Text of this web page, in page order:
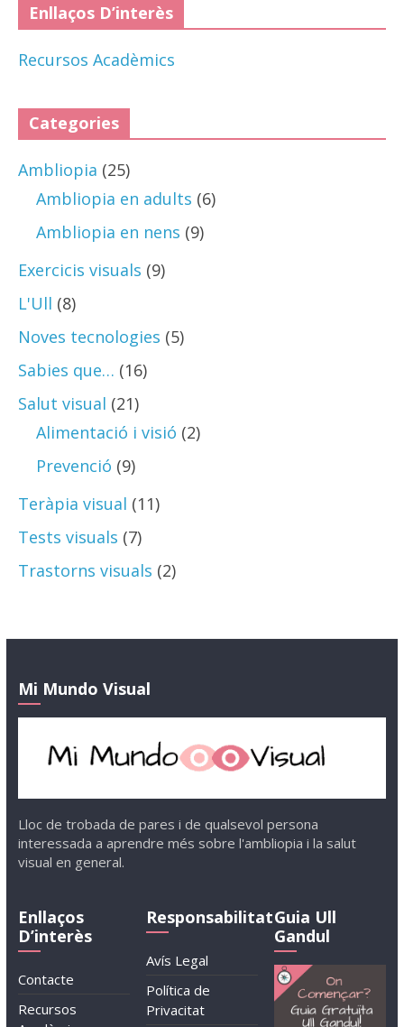
Enllaços D’interès
Recursos Acadèmics
Categories
Ambliopia (25)
Ambliopia en adults (6)
Ambliopia en nens (9)
Exercicis visuals (9)
L'Ull (8)
Noves tecnologies (5)
Sabies que… (16)
Salut visual (21)
Alimentació i visió (2)
Prevenció (9)
Teràpia visual (11)
Tests visuals (7)
Trastorns visuals (2)
Mi Mundo Visual
Lloc de trobada de pares i de qualsevol persona
interessada a aprendre més sobre l'ambliopia i la salut
visual en general.
Enllaços
D’interès
Contacte
Recursos
Responsabilitat
Avís Legal
Política de
Privacitat
Guia Ull
Gandul